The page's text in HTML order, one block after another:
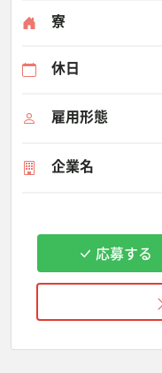
寮
休日
雇用形態
企業名
応募する